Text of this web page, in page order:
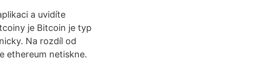
a uvidíte
je Bitcoin je typ
Na rozdíl od
ethereum netiskne.